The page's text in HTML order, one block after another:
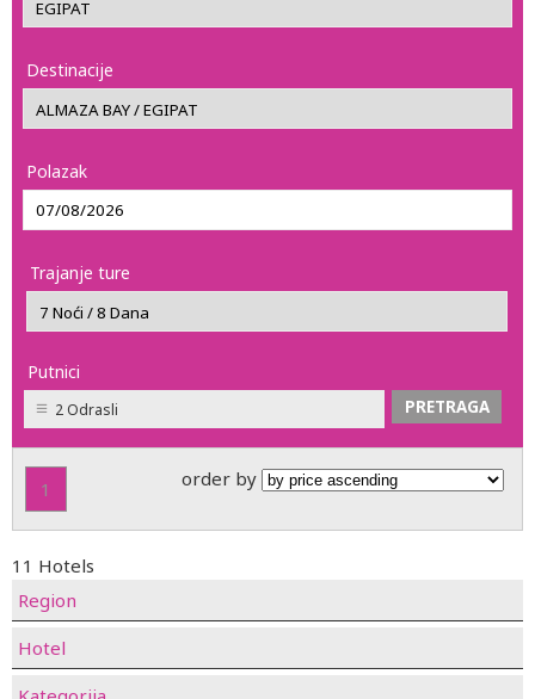
Destinacije
Polazak
Trajanje ture
Putnici
2 Odrasli
1 order by
11 Hotels
Region
Hotel